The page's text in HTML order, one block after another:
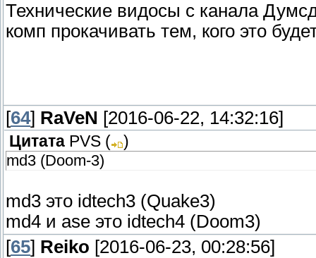
Технические видосы с канала
комп прокачивать тем, кого это
[64] RaVeN [2016-06-22, 14:32:16]
Цитата PVS (
)
md3 (Doom-3)
md3 это idtech3 (Quake3)
md4 и ase это idtech4 (Doom3)
[65] Reiko [2016-06-23, 00:28:56]